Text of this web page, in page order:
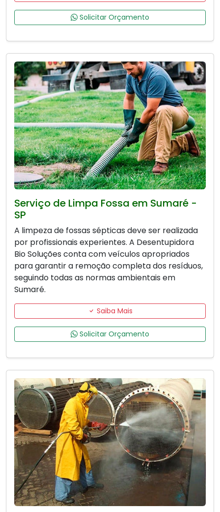
Solicitar Orçamento
Serviço de Limpa Fossa em Sumaré -
SP
A limpeza de fossas sépticas deve ser realizada
por profissionais experientes. A Desentupidora
Bio Soluções conta com veículos apropriados
para garantir a remoção completa dos resíduos,
seguindo todas as normas ambientais em
Sumaré.
Saiba Mais
Solicitar Orçamento